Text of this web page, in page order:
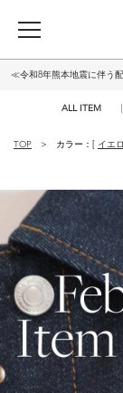
≪令和8年熊本地震に伴う
ALL ITEM
TOP カラー：[ イエ